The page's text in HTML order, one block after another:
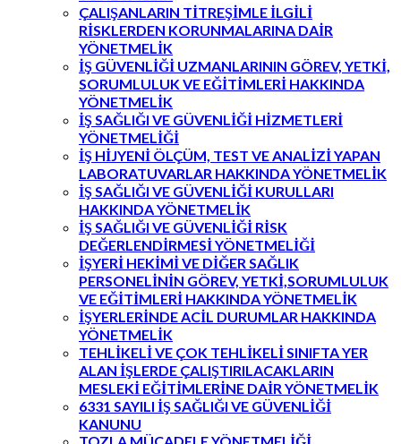
ÇALIŞANLARIN TİTREŞİMLE İLGİLİ
RİSKLERDEN KORUNMALARINA DAİR
YÖNETMELİK
İŞ GÜVENLİĞİ UZMANLARININ GÖREV, YETKİ,
SORUMLULUK VE EĞİTİMLERİ HAKKINDA
YÖNETMELİK
İŞ SAĞLIĞI VE GÜVENLİĞİ HİZMETLERİ
YÖNETMELİĞİ
İŞ HİJYENİ ÖLÇÜM, TEST VE ANALİZİ YAPAN
LABORATUVARLAR HAKKINDA YÖNETMELİK
İŞ SAĞLIĞI VE GÜVENLİĞİ KURULLARI
HAKKINDA YÖNETMELİK
İŞ SAĞLIĞI VE GÜVENLİĞİ RİSK
DEĞERLENDİRMESİ YÖNETMELİĞİ
İŞYERİ HEKİMİ VE DİĞER SAĞLIK
PERSONELİNİN GÖREV, YETKİ,SORUMLULUK
VE EĞİTİMLERİ HAKKINDA YÖNETMELİK
İŞYERLERİNDE ACİL DURUMLAR HAKKINDA
YÖNETMELİK
TEHLİKELİ VE ÇOK TEHLİKELİ SINIFTA YER
ALAN İŞLERDE ÇALIŞTIRILACAKLARIN
MESLEKİ EĞİTİMLERİNE DAİR YÖNETMELİK
6331 SAYILI İŞ SAĞLIĞI VE GÜVENLİĞİ
KANUNU